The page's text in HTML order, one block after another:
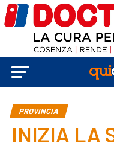
PROVINCIA
INIZIA LA